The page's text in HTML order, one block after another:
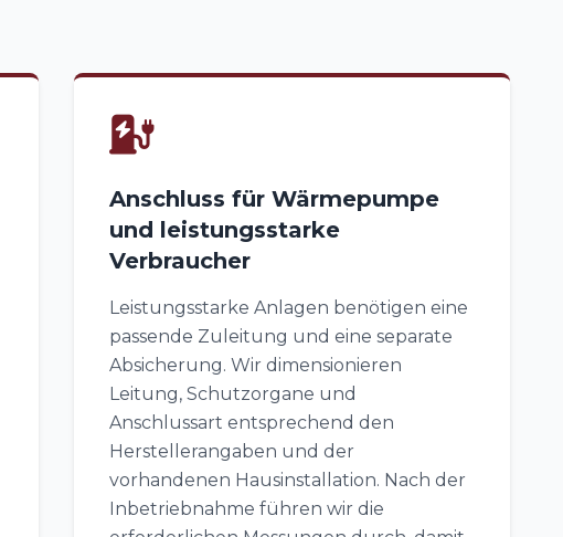
Anschluss für Wärmepumpe
und leistungsstarke
Verbraucher
Leistungsstarke Anlagen benötigen eine
passende Zuleitung und eine separate
Absicherung. Wir dimensionieren
Leitung, Schutzorgane und
Anschlussart entsprechend den
Herstellerangaben und der
vorhandenen Hausinstallation. Nach der
Inbetriebnahme führen wir die